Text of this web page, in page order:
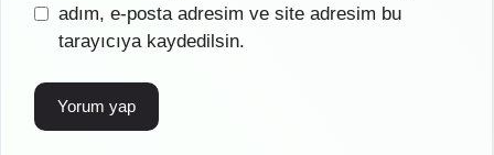
sitesiadım, e-posta adresim ve site adresim bu
tarayıcıya kaydedilsin.